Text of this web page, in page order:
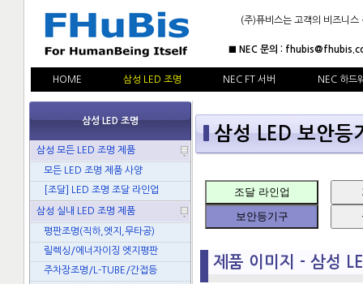
(주)퓨비스는 고객의 비즈니
■ NEC 문의 :
HOME 삼성 LED 조명 NEC FT 서버 NEC 하드
삼성 LED 조명
삼성 모든 LED 조명 제품
모든 LED 조명 제품 사양
[조달] LED 조명 조달 라인업
삼성 실내 LED 조명 제품
평판조명(직하,엣지,무타공)
릴렉싱/에너자이징 엣지평판
주차장조명/L-TUBE/간접등
삼성 LED 보안
조달 라인업
보안등기구
제품 이미지 - 삼성